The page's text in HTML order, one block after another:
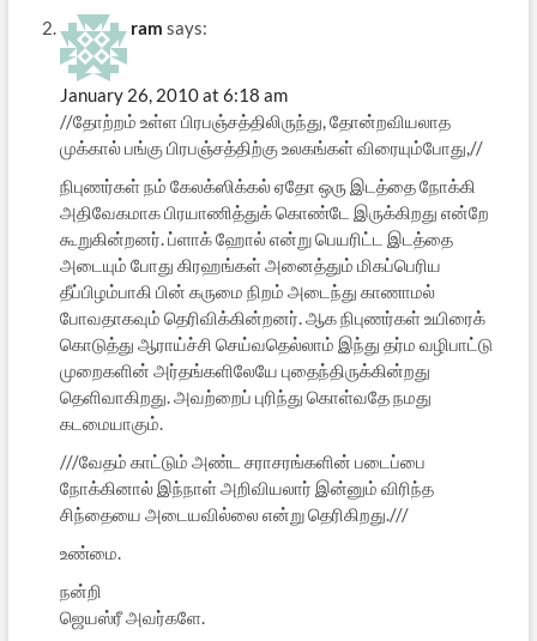
ram says:
January 26, 2010 at 6:18 am
//தோற்றம் உள்ள பிரபஞ்சத்திலிருந்து, தோன்றவியலாத
முக்கால் பங்கு பிரபஞ்சத்திற்கு உலகங்கள் விரையும்போது,//
நிபுணர்கள் நம் கேலக்ஸிக்கல் ஏதோ ஒரு இடத்தை நோக்கி
அதிவேகமாக பிரயாணித்துக் கொண்டே இருக்கிறது என்றே
கூறுகின்றனர். ப்ளாக் ஹோல் என்று பெயரிட்ட இடத்தை
அடையும் போது கிரஹங்கள் அனைத்தும் மிகப்பெரிய
தீப்பிழம்பாகி பின் கருமை நிறம் அடைந்து காணாமல்
போவதாகவும் தெரிவிக்கின்றனர். ஆக நிபுணர்கள் உயிரைக்
கொடுத்து ஆராய்ச்சி செய்வதெல்லாம் இந்து தர்ம வழிபாட்டு
முறைகளின் அர்தங்களிலேயே புதைந்திருக்கின்றது
தெளிவாகிறது. அவற்றைப் புரிந்து கொள்வதே நமது
கடமையாகும்.
///வேதம் காட்டும் அண்ட சராசரங்களின் படைப்பை
நோக்கினால் இந்நாள் அறிவியலார் இன்னும் விரிந்த
சிந்தையை அடையவில்லை என்று தெரிகிறது.///
உண்மை.
நன்றி
ஜெயஸ்ரீ அவர்களே.